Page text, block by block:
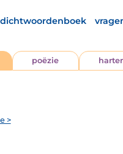
dichtwoordenboek
poëzie
>